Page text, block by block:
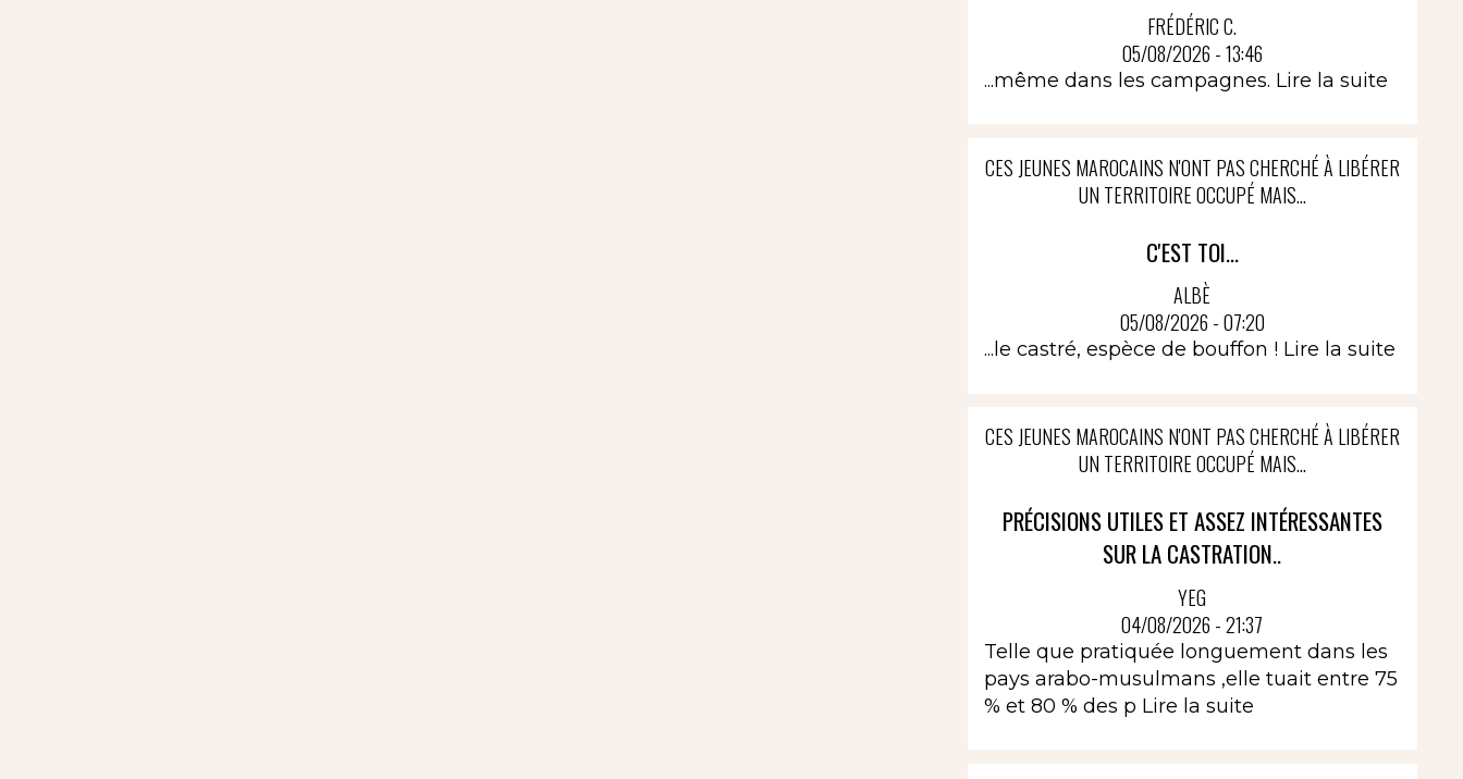
FRÉDÉRIC C.
05/08/2026 - 13:46
...même dans les campagnes. Lire la suite
CES JEUNES MAROCAINS N'ONT PAS CHERCHÉ À LIBÉRER
UN TERRITOIRE OCCUPÉ MAIS...
C'EST TOI...
ALBÈ
05/08/2026 - 07:20
...le castré, espèce de bouffon ! Lire la suite
CES JEUNES MAROCAINS N'ONT PAS CHERCHÉ À LIBÉRER
UN TERRITOIRE OCCUPÉ MAIS...
PRÉCISIONS UTILES ET ASSEZ INTÉRESSANTES
SUR LA CASTRATION..
YEG
04/08/2026 - 21:37
Telle que pratiquée longuement dans les
pays arabo-musulmans ,elle tuait entre 75
% et 80 % des p Lire la suite